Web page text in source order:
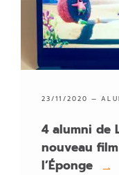
23/11/2020 —
4 alumni de
nouveau
l’Éponge
→